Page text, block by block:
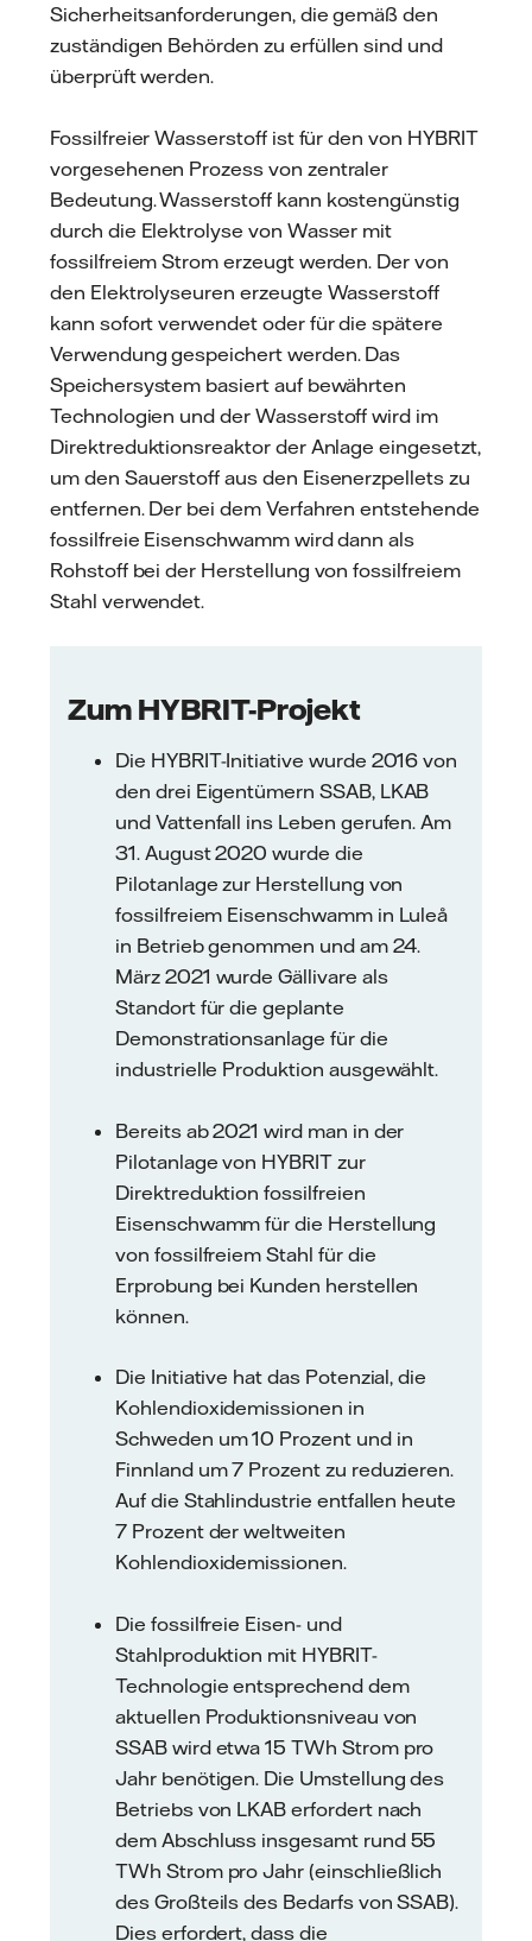
Sicherheitsanforderungen, die gemäß den
zuständigen Behörden zu erfüllen sind und
überprüft werden.
Fossilfreier Wasserstoff ist für den von HYBRIT
vorgesehenen Prozess von zentraler
Bedeutung. Wasserstoff kann kostengünstig
durch die Elektrolyse von Wasser mit
fossilfreiem Strom erzeugt werden. Der von
den Elektrolyseuren erzeugte Wasserstoff
kann sofort verwendet oder für die spätere
Verwendung gespeichert werden. Das
Speichersystem basiert auf bewährten
Technologien und der Wasserstoff wird im
Direktreduktionsreaktor der Anlage eingesetzt,
um den Sauerstoff aus den Eisenerzpellets zu
entfernen. Der bei dem Verfahren entstehende
fossilfreie Eisenschwamm wird dann als
Rohstoff bei der Herstellung von fossilfreiem
Stahl verwendet.
Zum HYBRIT-Projekt
Die HYBRIT-Initiative wurde 2016 von
den drei Eigentümern SSAB, LKAB
und Vattenfall ins Leben gerufen. Am
31. August 2020 wurde die
Pilotanlage zur Herstellung von
fossilfreiem Eisenschwamm in Luleå
in Betrieb genommen und am 24.
März 2021 wurde Gällivare als
Standort für die geplante
Demonstrationsanlage für die
industrielle Produktion ausgewählt.
Bereits ab 2021 wird man in der
Pilotanlage von HYBRIT zur
Direktreduktion fossilfreien
Eisenschwamm für die Herstellung
von fossilfreiem Stahl für die
Erprobung bei Kunden herstellen
können.
Die Initiative hat das Potenzial, die
Kohlendioxidemissionen in
Schweden um 10 Prozent und in
Finnland um 7 Prozent zu reduzieren.
Auf die Stahlindustrie entfallen heute
7 Prozent der weltweiten
Kohlendioxidemissionen.
Die fossilfreie Eisen- und
Stahlproduktion mit HYBRIT-
Technologie entsprechend dem
aktuellen Produktionsniveau von
SSAB wird etwa 15 TWh Strom pro
Jahr benötigen. Die Umstellung des
Betriebs von LKAB erfordert nach
dem Abschluss insgesamt rund 55
TWh Strom pro Jahr (einschließlich
des Großteils des Bedarfs von SSAB).
Dies erfordert, dass die